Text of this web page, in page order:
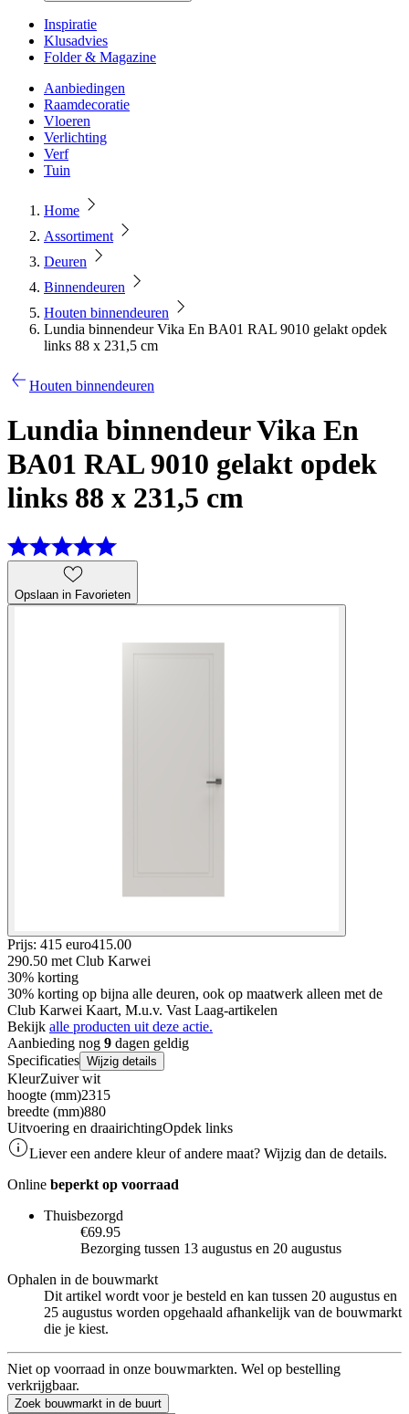
Inspiratie
Klusadvies
Folder & Magazine
Aanbiedingen
Raamdecoratie
Vloeren
Verlichting
Verf
Tuin
Home
Assortiment
Deuren
Binnendeuren
Houten binnendeuren
Lundia binnendeur Vika En BA01 RAL 9010 gelakt opdek
links 88 x 231,5 cm
Houten binnendeuren
Lundia binnendeur Vika En
BA01 RAL 9010 gelakt opdek
links 88 x 231,5 cm
Opslaan in Favorieten
Prijs: 415 euro415.00
290.50 met Club Karwei
30% korting
30% korting op bijna alle deuren, ook op maatwerk alleen met de
Club Karwei Kaart, M.u.v. Vast Laag-artikelen
Bekijk alle producten uit deze actie.
Aanbieding nog 9 dagen geldig
Specificaties Wijzig details
KleurZuiver wit
hoogte (mm)2315
breedte (mm)880
Uitvoering en draairichtingOpdek links
Liever een andere kleur of andere maat? Wijzig dan de details.
Online beperkt op voorraad
Thuisbezorgd
€69.95
Bezorging tussen 13 augustus en 20 augustus
Ophalen in de bouwmarkt
Dit artikel wordt voor je besteld en kan tussen 20 augustus en
25 augustus worden opgehaald afhankelijk van de bouwmarkt
die je kiest.
Niet op voorraad in onze bouwmarkten. Wel op bestelling
verkrijgbaar.
Zoek bouwmarkt in de buurt